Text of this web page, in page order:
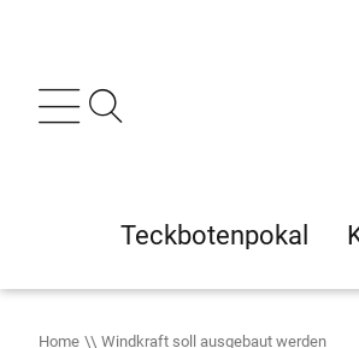
Teckbotenpokal
Home Windkraft soll ausgebaut werden